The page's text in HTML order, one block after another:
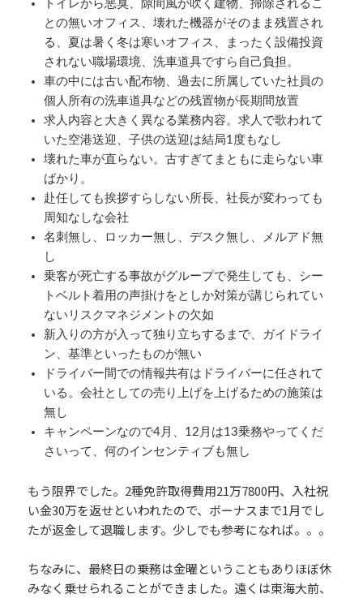
トイレから悪臭、隙間風が吹く建物、掃除されるこ
との無いオフィス、壊れた機器がそのまま残置され
る、夏は暑く冬は寒いオフィス、まったく設備投資
されない職場環境、洗車道具ですら自己負担。
車の中には古い配布物、過去に所属していた社員の
個人所有の洗車道具などの残置物が長期間放置
求人内容と大きく異なる業務内容。求人で歌われて
いた空港送迎、子供の送迎は結局1度もなし
壊れた車が直らない。古すぎてまともに走らない車
ばかり。
赴任しても挨拶すらしない所長、社長が変わっても
周知なしな会社
名刺無し、ロッカー無し、デスク無し、メルアド無
し
乗客が死亡する事故がグループで発生しても、シー
トベルト着用の声掛けをとしか対策が講じられてい
ないリスクマネジメントの欠如
新入りの方が入って独り立ちするまで、ガイドライ
ン、基準といったものが無い
ドライバー間での情報共有はドライバーに任されて
いる。会社としての売り上げを上げるための施策は
無し
キャンペーンなので4月、12月は13乗務やってくだ
さいって、何のインセンティブも無し
もう限界でした。2種免許取得費用21万7800円、入社祝
い金30万を返せといわれたので、ボーナスまで1月でし
たが返金して退職します。少しでも参考になれば。。。
ちなみに、最終日の乗務は金曜ということもありほぼ休
みなく乗せられることができました。遠くは東海大前、